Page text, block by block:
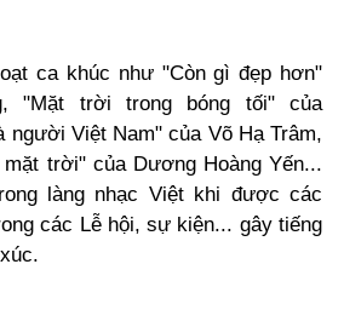
ca khúc như "Còn gì đẹp hơn"
"Mặt trời trong bóng tối" của
người Việt Nam" của Võ Hạ Trâm,
trời" của Dương Hoàng Yến...
làng nhạc Việt khi được các
các Lễ hội, sự kiện... gây tiếng